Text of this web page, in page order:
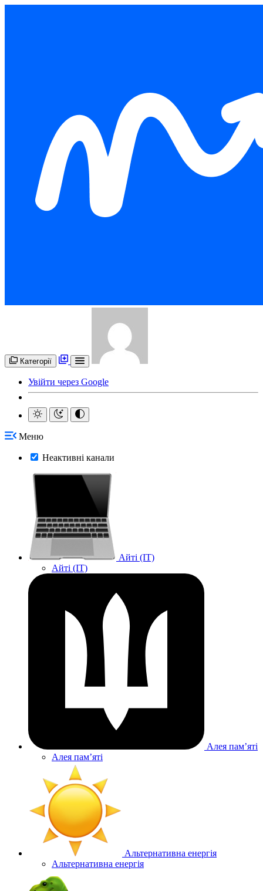
Категорії
Увійти через Google
Меню
Неактивні канали
Айті (IT)
Айті (IT)
Алея памʼяті
Алея памʼяті
Альтернативна енергія
Альтернативна енергія